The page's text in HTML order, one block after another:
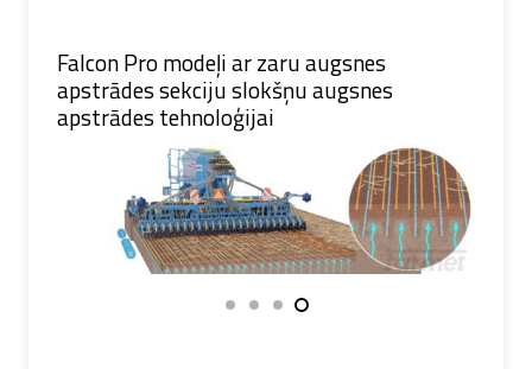
Falcon Pro modeļi ar zaru augsnes
apstrādes sekciju slokšņu augsnes
apstrādes tehnoloģijai